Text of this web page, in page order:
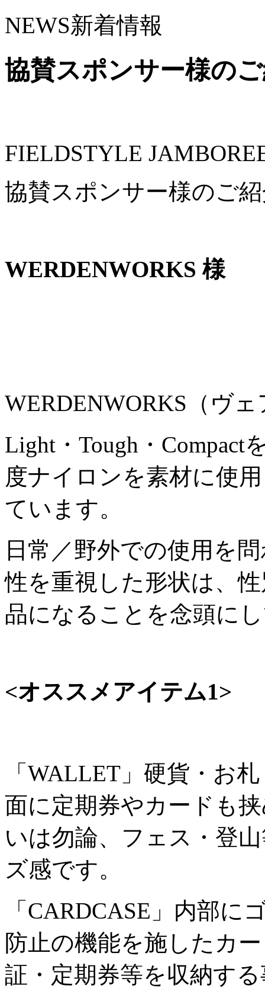
NEWS新着情報
協賛スポンサー様の
FIELDSTYLE
協賛スポンサー様のご
WERDENWORKS 様
WERDENWORKS（ヴ
Light・Tough・
度ナイロンを素材に使
ています。
日常／野外での使用を
性を重視した形状は、
品になることを念頭に
<オススメアイテム1>
「WALLET」硬貨・お
面に定期券やカードも
いは勿論、フェス・登
ズ感です。
「CARDCASE」内部
防止の機能を施したカ
証・定期券等を収納す